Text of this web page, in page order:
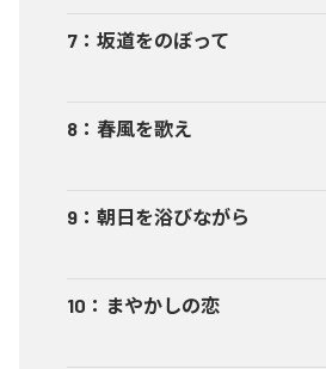
7 ： 坂道をのぼって
8 ： 春風を歌え
9 ： 朝日を浴びながら
10 ： まやかしの恋